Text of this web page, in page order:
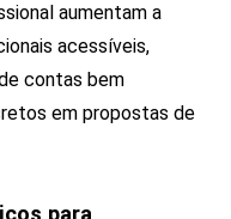
aumentam a
acessíveis,
contas bem
em propostas de
para